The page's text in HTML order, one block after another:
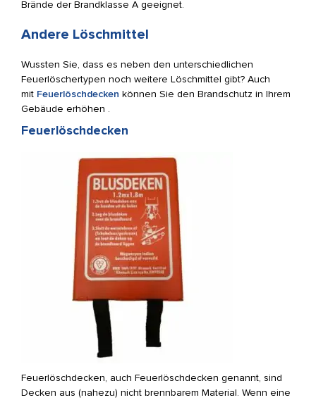
Brände der Brandklasse A geeignet.
Andere Löschmittel
Wussten Sie, dass es neben den unterschiedlichen
Feuerlöschertypen noch weitere Löschmittel gibt? Auch
mit Feuerlöschdecken können Sie den Brandschutz in Ihrem
Gebäude erhöhen .
Feuerlöschdecken
Feuerlöschdecken, auch Feuerlöschdecken genannt, sind
Decken aus (nahezu) nicht brennbarem Material. Wenn eine